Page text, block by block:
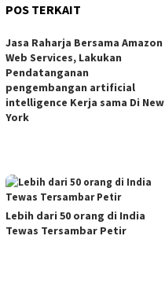
POS TERKAIT
Jasa Raharja Bersama Amazon
Web Services, Lakukan
Pendatanganan
pengembangan artificial
intelligence Kerja sama Di New
York
Lebih dari 50 orang di India
Tewas Tersambar Petir